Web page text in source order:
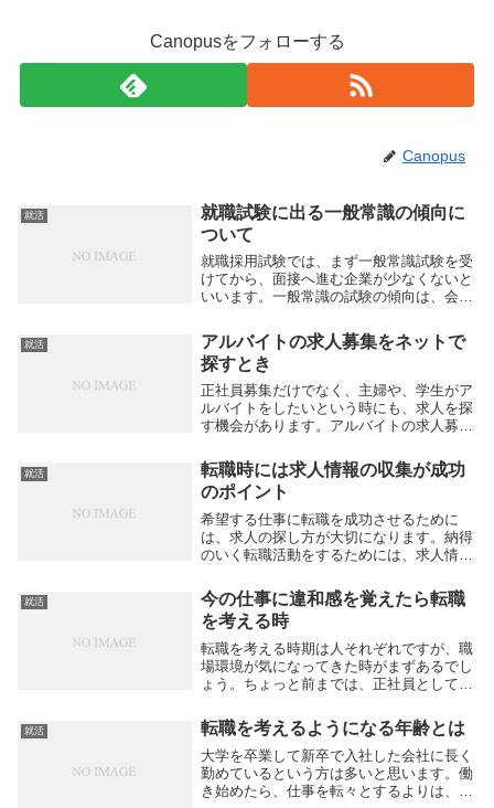
Canopusをフォローする
Canopus
就活
就職試験に出る一般常識の傾向に
ついて
就職採用試験では、まず一般常識試験を受
けてから、面接へ進む企業が少なくないと
いいます。一般常識の試験の傾向は、会社
部分もあります。時事問題以外は、中学校
で習う程度の内容の問題しか出ませんの
で、準備をしな...
就活
アルバイトの求人募集をネットで
探すとき
正社員募集だけでなく、主婦や、学生がア
ルバイトをしたいという時にも、求人を探
す機会があります。アルバイトの求人募集
ら良いのでしょうか。一週間に何時間、時
給いくらという形で、アルバイトの求人募
集が出ている...
就活
転職時には求人情報の収集が成功
のポイント
希望する仕事に転職を成功させるために
は、求人の探し方が大切になります。納得
のいく転職活動をするためには、求人情報
のを抽出していく作業が必要です。転職活
動を成功させるためにはいい出会いがある
かも大事なので...
就活
今の仕事に違和感を覚えたら転職
を考える時
転職を考える時期は人それぞれですが、職
場環境が気になってきた時がまずあるでし
ょう。ちょっと前までは、正社員として働
一般的でした。自分が勤めている企業に対
して思うところがあったとしても、言葉に
出さず黙々と...
就活 転職を考えるようになる年齢とは
大学を卒業して新卒で入社した会社に長く
勤めているという方は多いと思います。働
き始めたら、仕事を転々とするよりは、一